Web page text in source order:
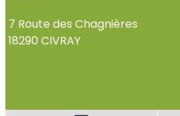
7 Route des Chagnières
18290 CIVRAY